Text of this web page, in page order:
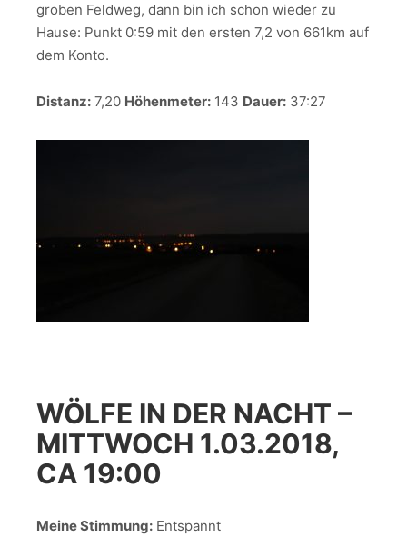
groben Feldweg, dann bin ich schon wieder zu
Hause: Punkt 0:59 mit den ersten 7,2 von 661km auf
dem Konto.
Distanz: 7,20 Höhenmeter: 143 Dauer: 37:27
WÖLFE IN DER NACHT –
MITTWOCH 1.03.2018,
CA 19:00
Meine Stimmung: Entspannt